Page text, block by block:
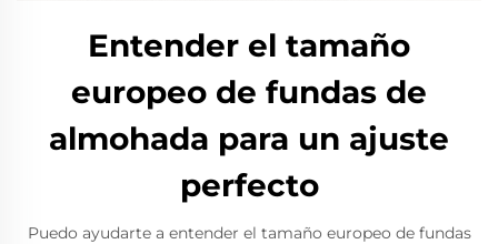
Entender el tamaño
europeo de fundas de
almohada para un ajuste
perfecto
Puedo ayudarte a entender el tamaño europeo de fundas